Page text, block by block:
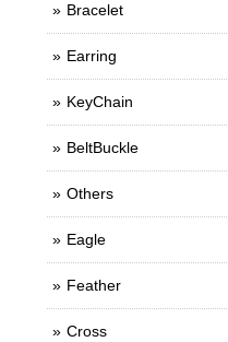
Bracelet
Earring
KeyChain
BeltBuckle
Others
Eagle
Feather
Cross